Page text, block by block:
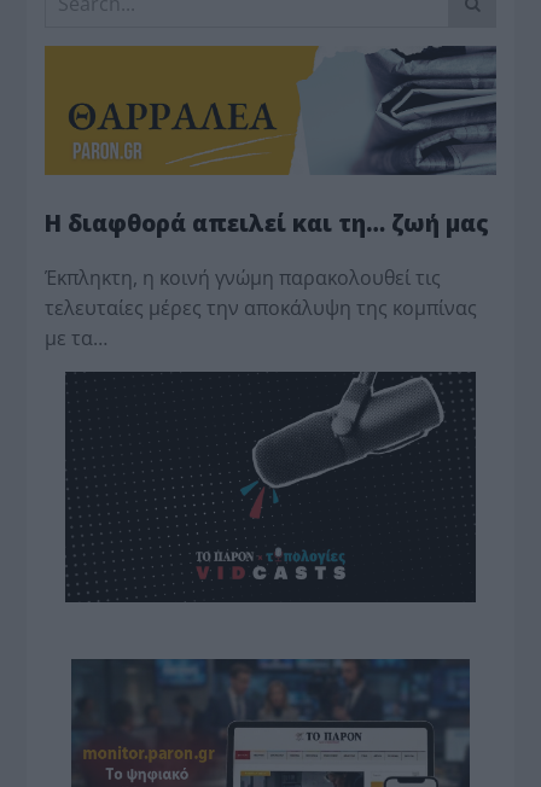
Η διαφθορά απειλεί και τη… ζωή μας
Έκπληκτη, η κοινή γνώμη παρακολουθεί τις
τελευταίες μέρες την αποκάλυψη της κο­μπίνας
με τα…